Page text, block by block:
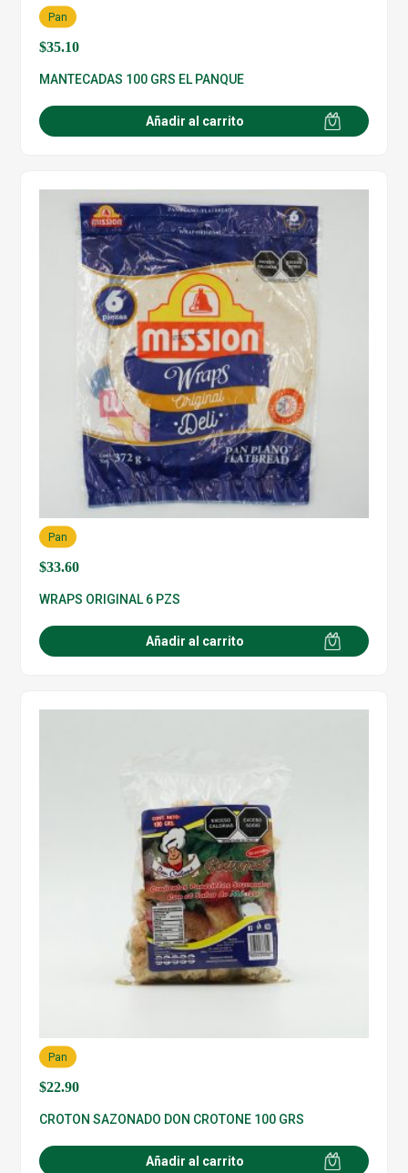
$35.10
Pan
MANTECADAS 100 GRS EL PANQUE
Añadir al carrito
$33.60
Pan
WRAPS ORIGINAL 6 PZS
Añadir al carrito
$22.90
Pan
CROTON SAZONADO DON CROTONE 100 GRS
Añadir al carrito